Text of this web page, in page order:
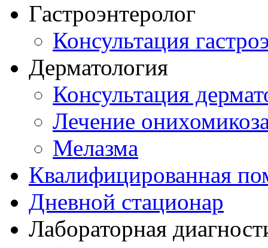
Гастроэнтеролог
Консультация
Дерматология
Консультация
Лечение
Мелазма
Квалифицированная
Дневной стационар
Лабораторная